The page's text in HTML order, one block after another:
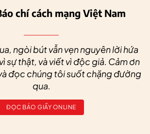
chí cách mạng Việt Nam
ngòi bút vẫn vẹn nguyên lời hứa
sự thật, và viết vì độc giả. Cảm ơn
đọc chúng tôi suốt chặng đường
qua.
ĐỌC BÁO GIẤY ONLINE